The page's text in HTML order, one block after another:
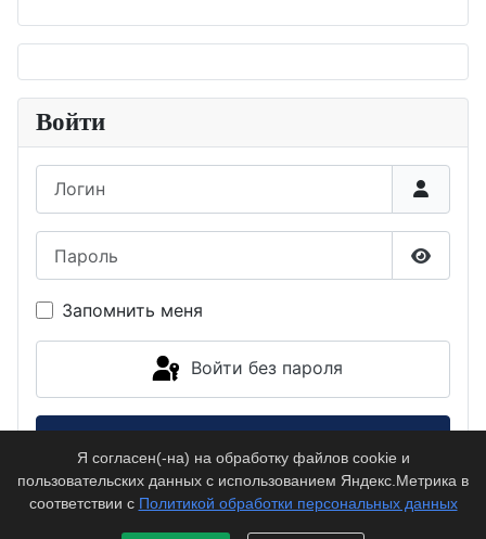
Войти
Запомнить меня
Войти без пароля
Забыли пароль?
Я согласен(-на) на обработку файлов cookie и
пользовательских данных с использованием Яндекс.Метрика в
соответствии с Политикой обработки персональных данных